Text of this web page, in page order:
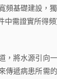
頻基礎建設，
中需證實所得
將水源引向一
傳遞病患所需